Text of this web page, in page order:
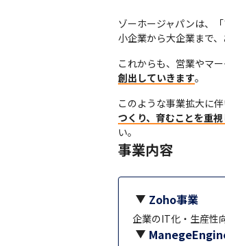
ゾーホージャパンは、
小企業から大企業まで
これからも、営業やマ
創出していきます。
このような事業拡大に
つくり、育むことを重
い。
事業内容
Zoho事業
企業のIT化・生産性